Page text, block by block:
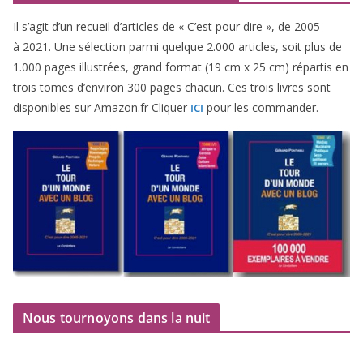
Il s’agit d’un recueil d’ar­ticles de « C’est pour dire », de 2005
à 2021 . Une sélec­tion par­mi quelque 2.000 articles, soit plus de
1 .000 pages illus­trées, grand for­mat (19 cm x 25 cm) répar­tis en
trois tomes d’environ 300 pages cha­cun. Ces trois livres sont
dis­po­nibles sur Amazon​.fr Cliquer ICI pour les commander.
Nous tournoyons dans la nuit